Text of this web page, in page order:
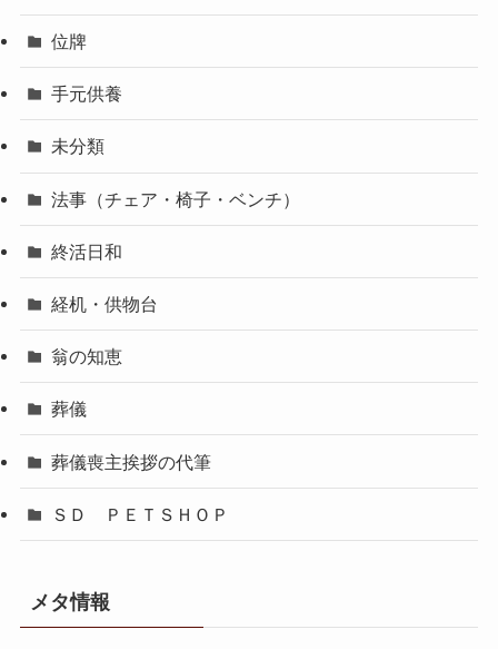
位牌
手元供養
未分類
法事（チェア・椅子・ベンチ）
終活日和
経机・供物台
翁の知恵
葬儀
葬儀喪主挨拶の代筆
ＳＤ ＰＥＴＳＨＯＰ
メタ情報